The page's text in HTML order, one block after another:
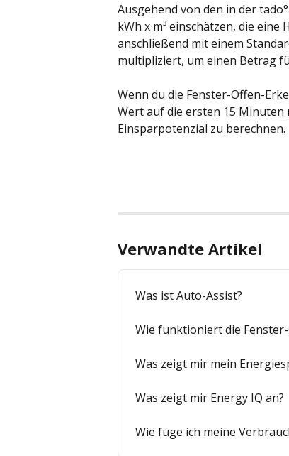
Ausgehend von den in der
kWh x m³ einschätzen, die
anschließend mit einem
multipliziert, um einen Betrag
Wenn du die Fenster-Offen-
Wert auf die ersten 15 Minuten
Einsparpotenzial zu berechnen.
Verwandte Artikel
Was ist Auto-Assist?
Wie funktioniert die
Was zeigt mir mein
Was zeigt mir Energy IQ an?
Wie füge ich meine